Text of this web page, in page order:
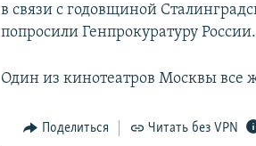
в связи с годовщиной
попросили Генпрокуратуру России.
Один из кинотеатров Москвы все
Поделиться Читать без VPN